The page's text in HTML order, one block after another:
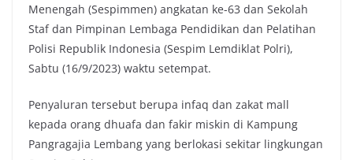
Menengah (Sespimmen) angkatan ke-63 dan Sekolah
Staf dan Pimpinan Lembaga Pendidikan dan Pelatihan
Polisi Republik Indonesia (Sespim Lemdiklat Polri),
Sabtu (16/9/2023) waktu setempat.
Penyaluran tersebut berupa infaq dan zakat mall
kepada orang dhuafa dan fakir miskin di Kampung
Pangragajia Lembang yang berlokasi sekitar lingkungan